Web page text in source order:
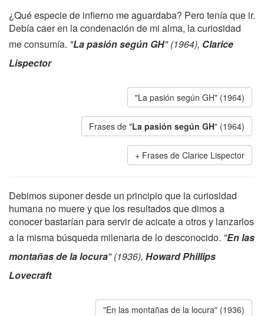
¿Qué especie de infierno me aguardaba? Pero tenía que ir.
Debía caer en la condenación de mi alma, la curiosidad
me consumía. "La pasión según GH" (1964), Clarice
Lispector
"La pasión según GH" (1964)
Frases de "La pasión según GH" (1964)
Frases de Clarice Lispector
Debimos suponer desde un principio que la curiosidad
humana no muere y que los resultados que dimos a
conocer bastarían para servir de acicate a otros y lanzarlos
a la misma búsqueda milenaria de lo desconocido. "En las
montañas de la locura" (1936), Howard Phillips
Lovecraft
"En las montañas de la locura" (1936)